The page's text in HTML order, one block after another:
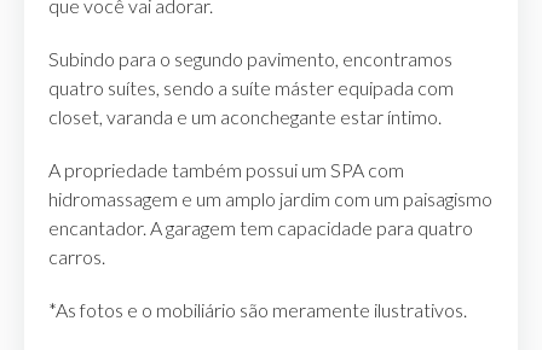
que você vai adorar.
Subindo para o segundo pavimento, encontramos
quatro suítes, sendo a suíte máster equipada com
closet, varanda e um aconchegante estar íntimo.
A propriedade também possui um SPA com
hidromassagem e um amplo jardim com um paisagismo
encantador. A garagem tem capacidade para quatro
carros.
*As fotos e o mobiliário são meramente ilustrativos.